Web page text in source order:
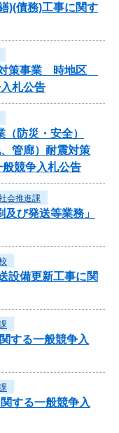
)(債務)工事に関す
対策事業 時地区
札公告
防災・安全）
管廊）耐震対策
競争入札公告
会推進課
及び発送等業務」
設備更新工事に関
する一般競争入
する一般競争入